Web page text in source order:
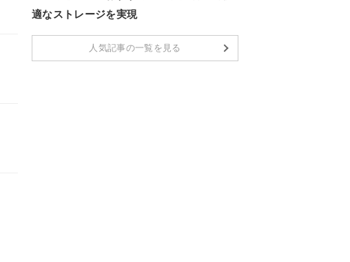
適なストレージを実現
人気記事の一覧を見る